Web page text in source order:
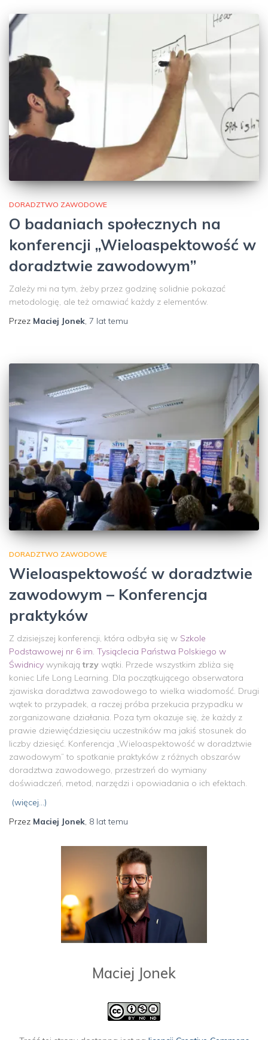
DORADZTWO ZAWODOWE
O badaniach społecznych na
konferencji „Wieloaspektowość w
doradztwie zawodowym”
Zależy mi na tym, żeby przez godzinę solidnie pokazać
metodologię, ale też omawiać każdy z elementów.
Przez Maciej Jonek, 7 lattemu
DORADZTWO ZAWODOWE
Wieloaspektowość w doradztwie
zawodowym – Konferencja
praktyków
Z dzisiejszej konferencji, która odbyła się w Szkole
Podstawowej nr 6 im. Tysiąclecia Państwa Polskiego w
Świdnicy wynikajątrzy wątki. Przede wszystkim zbliża się
koniec Life Long Learning. Dla początkującego obserwatora
zjawiska doradztwa zawodowego to wielka wiadomość. Drugi
wątek to przypadek, a raczej próba przekucia przypadku w
zorganizowane działania. Poza tym okazuje się, że każdy z
prawie dziewięćdziesięciu uczestników ma jakiś stosunek do
liczby dziesięć. Konferencja „Wieloaspektowość w doradztwie
zawodowym” to spotkanie praktyków z różnych obszarów
doradztwa zawodowego, przestrzeń do wymiany
doświadczeń, metod, narzędzi i opowiadania o ich efektach.
(więcej…)
Przez Maciej Jonek, 8 lattemu
Maciej Jonek